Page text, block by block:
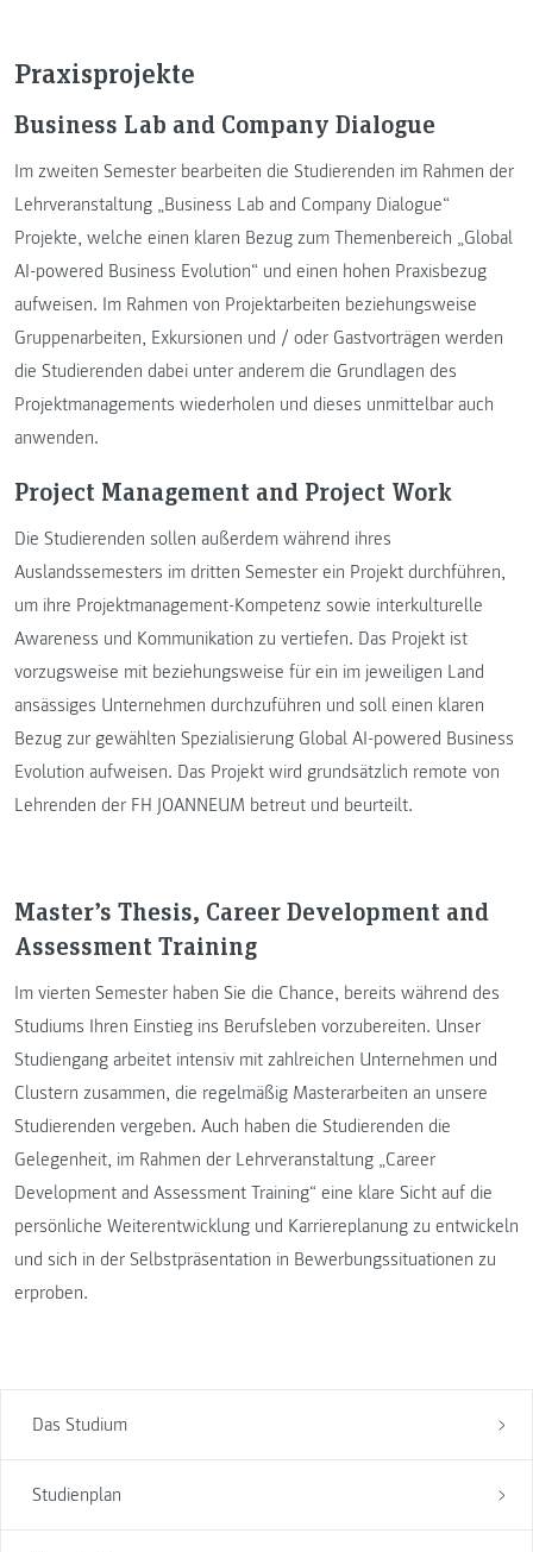
Das Studium
Studienplan
Praxisprojekte
Business Lab and Company Dialogue
Im zweiten Semester bearbeiten die Studierenden im Rahmen der
Lehrveranstaltung „Business Lab and Company Dialogue“
Projekte, welche einen klaren Bezug zum Themenbereich „Global
AI-powered Business Evolution“ und einen hohen Praxisbezug
aufweisen. Im Rahmen von Projektarbeiten beziehungsweise
Gruppenarbeiten, Exkursionen und / oder Gastvorträgen werden
die Studierenden dabei unter anderem die Grundlagen des
Projektmanagements wiederholen und dieses unmittelbar auch
anwenden.
Project Management and Project Work
Die Studierenden sollen außerdem während ihres
Auslandssemesters im dritten Semester ein Projekt durchführen,
um ihre Projektmanagement-Kompetenz sowie interkulturelle
Awareness und Kommunikation zu vertiefen. Das Projekt ist
vorzugsweise mit beziehungsweise für ein im jeweiligen Land
ansässiges Unternehmen durchzuführen und soll einen klaren
Bezug zur gewählten Spezialisierung Global AI-powered Business
Evolution aufweisen. Das Projekt wird grundsätzlich remote von
Lehrenden der FH JOANNEUM betreut und beurteilt.
Master’s Thesis, Career Development and
Assessment Training
Im vierten Semester haben Sie die Chance, bereits während des
Studiums Ihren Einstieg ins Berufsleben vorzubereiten. Unser
Studiengang arbeitet intensiv mit zahlreichen Unternehmen und
Clustern zusammen, die regelmäßig Masterarbeiten an unsere
Studierenden vergeben. Auch haben die Studierenden die
Gelegenheit, im Rahmen der Lehrveranstaltung „Career
Development and Assessment Training“ eine klare Sicht auf die
persönliche Weiterentwicklung und Karriereplanung zu entwickeln
und sich in der Selbstpräsentation in Bewerbungssituationen zu
erproben.